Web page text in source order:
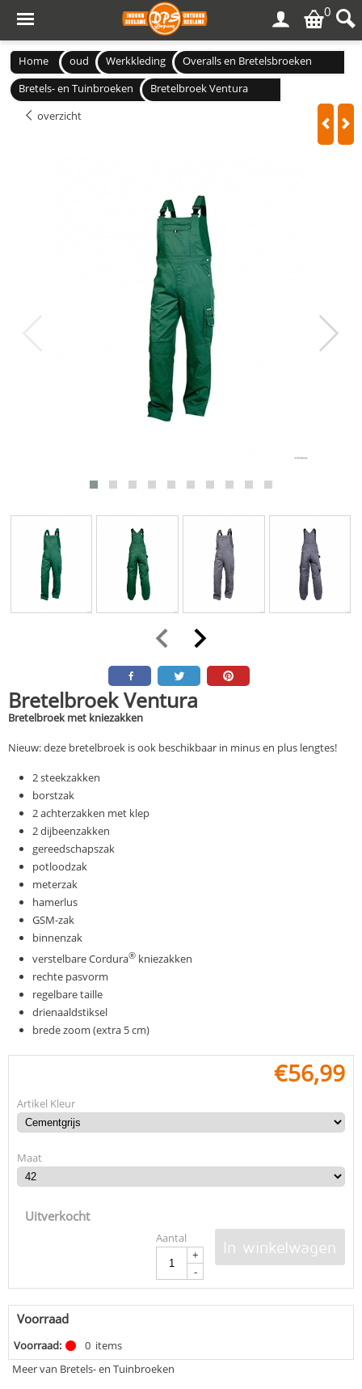
0
Home oud Werkkleding
Overalls en Bretelsbroeken
Bretels- en Tuinbroeken
Bretelbroek Ventura
overzicht
Bretelbroek Ventura
Bretelbroek met kniezakken
Nieuw: deze bretelbroek is ook beschikbaar in minus en plus lengtes!
2 steekzakken
borstzak
2 achterzakken met klep
2 dijbeenzakken
gereedschapszak
potloodzak
meterzak
hamerlus
GSM-zak
binnenzak
verstelbare Cordura® kniezakken
rechte pasvorm
regelbare taille
drienaaldstiksel
brede zoom (extra 5 cm)
€56,99
Artikel Kleur
Maat
Uitverkocht
Aantal
+
-
In winkelwagen
Voorraad
Voorraad: 0 items
Meer van Bretels- en Tuinbroeken